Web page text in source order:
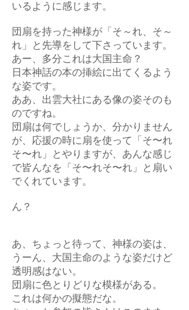
いるように感じます。
団扇を持った神様が「そ～れ、そ～
れ」と先導をして下さっています。
あー、多分これは大国主命？
日本神話の本の挿絵に出てくるよう
な姿です。
ああ、出雲大社にある像の姿そのも
のですね。
団扇は何でしょうか、分かりません
が、応援の時に扇を使って「そ〜れ
そ〜れ」とやりますが、あんな感じ
で皆んなを「そ〜れそ〜れ」と扇い
でくれています。
ん？
あ、ちょっと待って、神様の姿は、
うーん、大国主命のような姿だけど
透明感はない。
団扇に色とりどりな模様がある。
これは何かの擬態だな。